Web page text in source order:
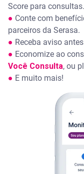
Score para consultas.
● Conte com
parceiros da Serasa.
● Receba aviso
● Economize ao
Você Consulta, ou
● E muito mais!